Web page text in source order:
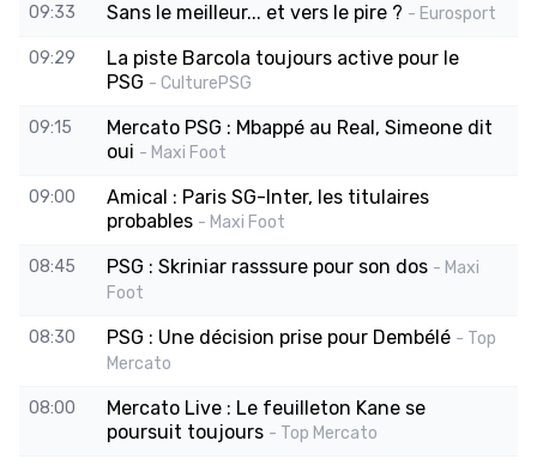
09:33 Sans le meilleur... et vers le pire ? - Eurosport
09:29
La piste Barcola toujours active pour le
PSG - CulturePSG
09:15
Mercato PSG : Mbappé au Real, Simeone dit
oui - Maxi Foot
09:00
Amical : Paris SG-Inter, les titulaires
probables - Maxi Foot
08:45 PSG : Skriniar rasssure pour son dos - Maxi
Foot
08:30 PSG : Une décision prise pour Dembélé - Top
Mercato
08:00
Mercato Live : Le feuilleton Kane se
poursuit toujours - Top Mercato